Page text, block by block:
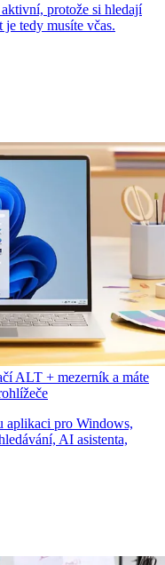
protože si hledají
tedy musíte včas.
ALT + mezerník a máte
aplikaci pro Windows,
AI asistenta,